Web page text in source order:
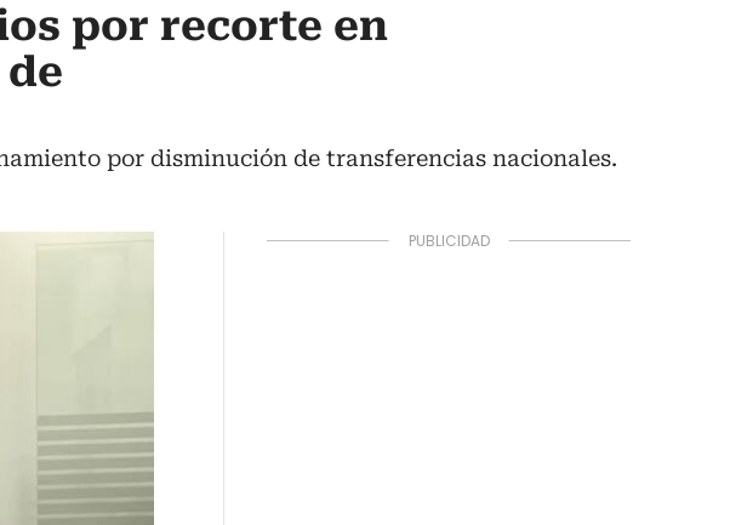
por recorte en
por disminución de transferencias nacionales.